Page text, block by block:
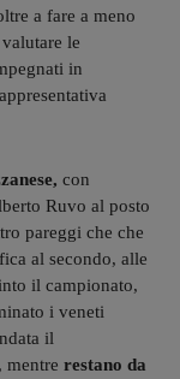
a fare a meno
le
in
con
Ruvo al posto
pareggi che che
al secondo, alle
il campionato,
i veneti
il
mentre restano da